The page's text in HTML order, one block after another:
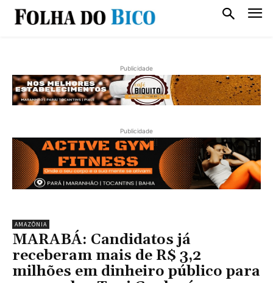
Publicidade
Publicidade
AMAZÔNIA
MARABÁ: Candidatos já
receberam mais de R$ 3,2
milhões em dinheiro público para